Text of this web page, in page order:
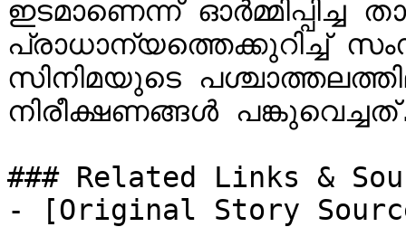
ഇടമാണെന്ന് ഓർമ്മിപ്പിച്ച
പ്രാധാന്യത്തെക്കുറിച്ച്
സിനിമയുടെ
നിരീക്ഷണങ്ങൾ
### Related Links &
- [Original Story